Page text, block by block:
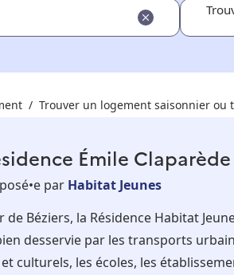
Trouver un logement saisonnier ou
Émile Claparède
par Habitat Jeunes
Béziers, la Résidence Habitat
desservie par les transports
culturels, les écoles, les